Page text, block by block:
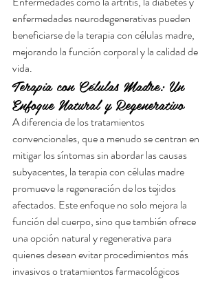
enfermedades neurodegenerativas pueden
beneficiarse de la terapia con células madre,
mejorando la función corporal y la calidad de
vida.
Terapia con Células Madre: Un
Enfoque Natural y Regenerativo
A diferencia de los tratamientos
convencionales, que a menudo se centran en
mitigar los síntomas sin abordar las causas
subyacentes, la terapia con células madre
promueve la regeneración de los tejidos
afectados. Este enfoque no solo mejora la
función del cuerpo, sino que también ofrece
una opción natural y regenerativa para
quienes desean evitar procedimientos más
invasivos o tratamientos farmacológicos